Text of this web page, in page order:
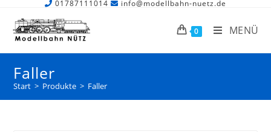
01787111014 info@modellbahn-nuetz.de
0 MENÜ
Faller
Start > Produkte > Faller